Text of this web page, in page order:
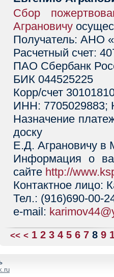
Сбор
Аграновичу
Получатель: АНО
Расчетный счет:
ПАО Сбербанк
БИК 044525225
Корр/счет
ИНН: 7705029883;
Назначение
доску
Е.Д. Аграновичу в
Информация о
сайте http://
Контактное лицо:
Тел.: (916)690-00-
e-mail:
<< < 1 2 3 4 5 6 7 8 9